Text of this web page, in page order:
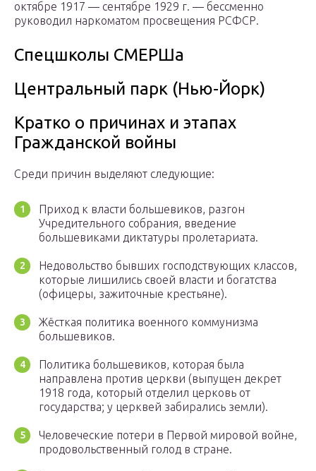
октябре 1917 — сентябре 1929 г. — бессменно
руководил наркоматом просвещения РСФСР.
Спецшколы СМЕРШа
Центральный парк (Нью-Йорк)
Кратко о причинах и этапах
Гражданской войны
Среди причин выделяют следующие:
Приход к власти большевиков, разгон
Учредительного собрания, введение
большевиками диктатуры пролетариата.
Недовольство бывших господствующих классов,
которые лишились своей власти и богатства
(офицеры, зажиточные крестьяне).
Жёсткая политика военного коммунизма
большевиков.
Политика большевиков, которая была
направлена против церкви (выпущен декрет
1918 года, который отделил церковь от
государства; у церквей забирались земли).
Человеческие потери в Первой мировой войне,
продовольственный голод в стране.